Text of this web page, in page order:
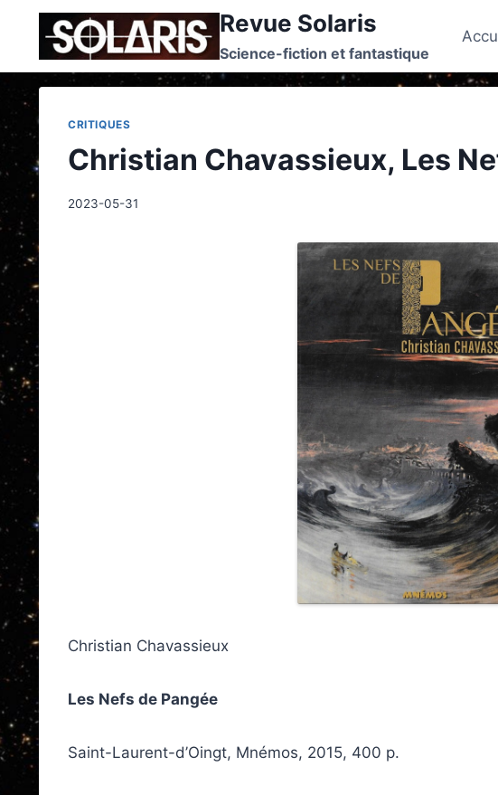
content
Revue Solaris
Science-fiction et fantastique
CRITIQUES
Christian Chavassieux, Les
2023-05-31
Christian Chavassieux
Les Nefs de Pangée
Saint-Laurent-d’Oingt, Mnémos, 2015, 400 p.